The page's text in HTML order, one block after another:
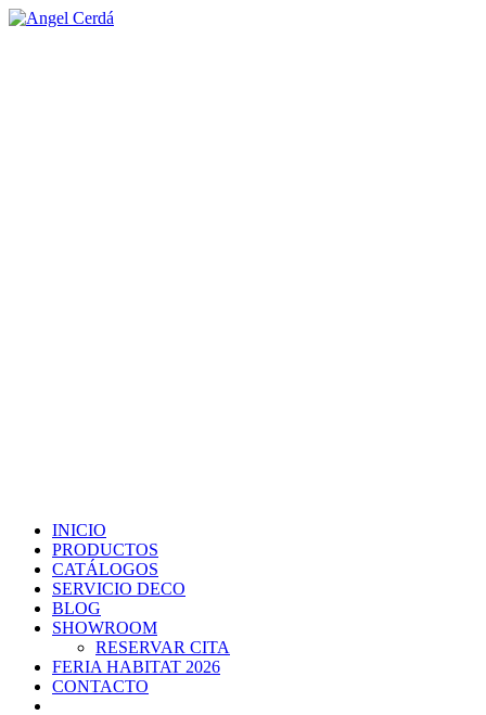
INICIO
PRODUCTOS
CATÁLOGOS
SERVICIO DECO
BLOG
SHOWROOM
RESERVAR CITA
FERIA HABITAT 2026
CONTACTO